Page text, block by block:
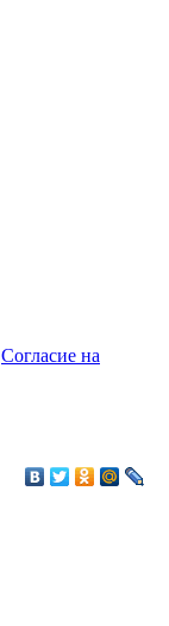
Согласие на